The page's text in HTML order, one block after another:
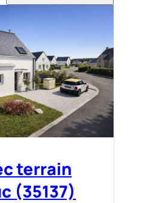
terrain
(35137)